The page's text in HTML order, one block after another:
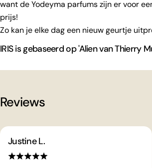
want de Yodeyma parfums zijn er voor
prijs!
Zo kan je elke dag een nieuw geurtje
IRIS is gebaseerd op 'Alien van Thierry
Reviews
Justine L.